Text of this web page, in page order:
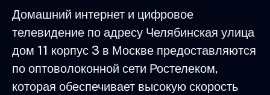
Домашний интернет и цифровое
телевидение по адресу Челябинская улица
дом 11 корпус 3 в Москве предоставляются
по оптоволоконной сети Ростелеком,
которая обеспечивает высокую скорость